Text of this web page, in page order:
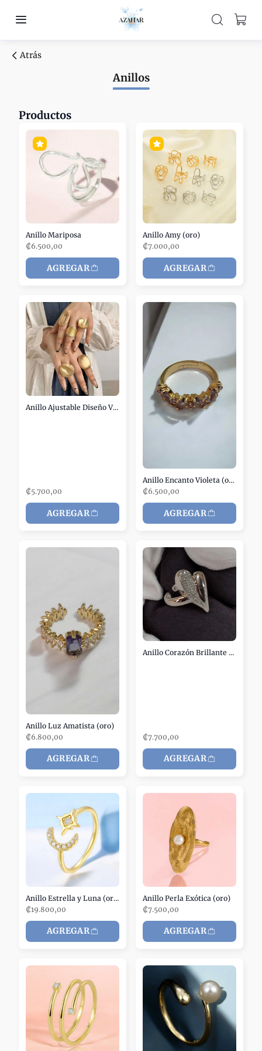
Atrás
Anillos
Productos
Anillo Mariposa
₡6.500,00
AGREGAR
Anillo Amy (oro)
₡7.000,00
AGREGAR
Anillo Ajustable Diseño Vivo (oro)
₡5.700,00
AGREGAR
Anillo Encanto Violeta (oro)
₡6.500,00
AGREGAR
Anillo Luz Amatista (oro)
₡6.800,00
AGREGAR
Anillo Corazón Brillante (plata)
₡7.700,00
AGREGAR
Anillo Estrella y Luna (oro)
₡19.800,00
AGREGAR
Anillo Perla Exótica (oro)
₡7.500,00
AGREGAR